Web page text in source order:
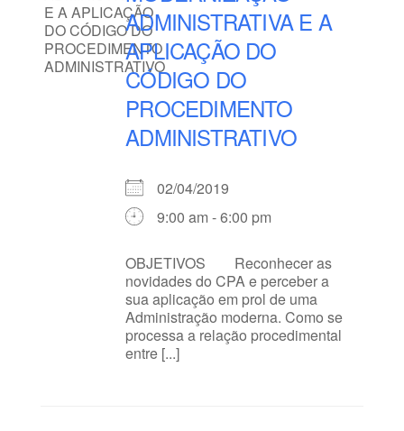
ADMINISTRATIVA E A
APLICAÇÃO DO
CÓDIGO DO
PROCEDIMENTO
ADMINISTRATIVO
02/04/2019
9:00 am - 6:00 pm
OBJETIVOS Reconhecer as
novidades do CPA e perceber a
sua aplicação em prol de uma
Administração moderna. Como se
processa a relação procedimental
entre [...]